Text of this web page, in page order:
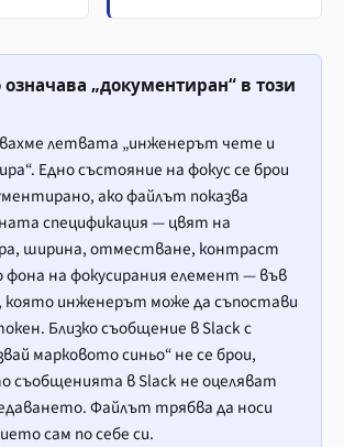
означава „документиран“ в този
летвата „инженерът чете и
Едно състояние на фокус се брои
ако файлът показва
спецификация — цвят на
ширина, отместване, контраст
фона на фокусирания елемент — във
която инженерът може да съпостави
Близко съобщение в Slack с
марковото синьо“ не се брои,
съобщенията в Slack не оцеляват
Файлът трябва да носи
сам по себе си.